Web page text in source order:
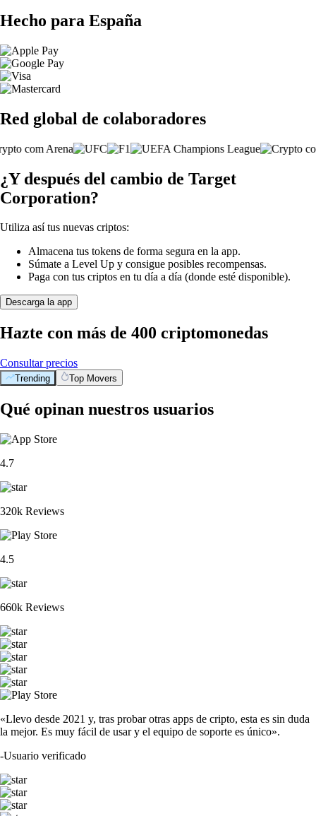
Hecho para España
Red global de colaboradores
¿Y después del cambio de Target
Corporation?
Utiliza así tus nuevas criptos:
Almacena tus tokens de forma segura en la app.
Súmate a Level Up y consigue posibles recompensas.
Paga con tus criptos en tu día a día (donde esté disponible).
Descarga la app
Hazte con más de 400 criptomonedas
Consultar precios
Trending Top Movers
Qué opinan nuestros usuarios
4.7
320k Reviews
4.5
660k Reviews
«Llevo desde 2021 y, tras probar otras apps de cripto, esta es sin duda
la mejor. Es muy fácil de usar y el equipo de soporte es único».
-Usuario verificado